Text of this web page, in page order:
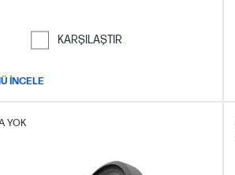
KARŞILAŞTIR
İNCELE
YOK